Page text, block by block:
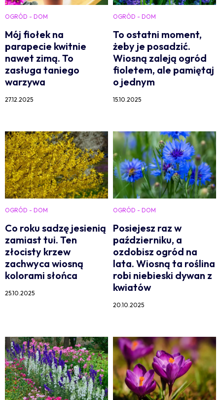
OGRÓD - DOM
Mój fiołek na
parapecie kwitnie
nawet zimą. To
zasługa taniego
warzywa
27.12.2025
OGRÓD - DOM
To ostatni moment,
żeby je posadzić.
Wiosną zaleją ogród
fioletem, ale pamiętaj
o jednym
15.10.2025
OGRÓD - DOM
Co roku sadzę jesienią
zamiast tui. Ten
złocisty krzew
zachwyca wiosną
kolorami słońca
25.10.2025
OGRÓD - DOM
Posiejesz raz w
październiku, a
ozdobisz ogród na
lata. Wiosną ta roślina
robi niebieski dywan z
kwiatów
20.10.2025